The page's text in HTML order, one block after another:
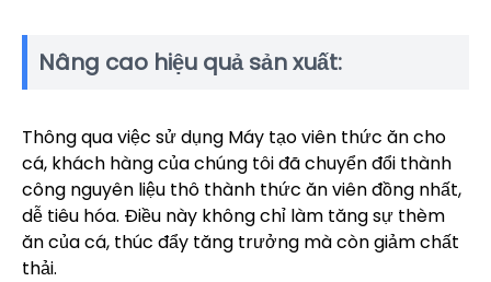
Nâng cao hiệu quả sản xuất:
Thông qua việc sử dụng Máy tạo viên thức ăn cho
cá, khách hàng của chúng tôi đã chuyển đổi thành
công nguyên liệu thô thành thức ăn viên đồng nhất,
dễ tiêu hóa. Điều này không chỉ làm tăng sự thèm
ăn của cá, thúc đẩy tăng trưởng mà còn giảm chất
thải.